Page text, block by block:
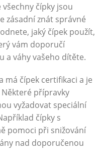
čípky jsou
zásadní znát správné
jaký čípek použít,
vám doporučí
a váhy vašeho dítěte.
má čípek certifikaci a je
přípravky
vyžadovat speciální
čípky s
pomoci při snižování
nad doporučenou